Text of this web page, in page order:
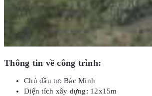
Thông tin về công trình:
Chủ đầu tư: Bác Minh
Diện tích xây dựng: 12x15m